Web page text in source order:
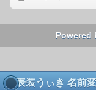
表装うぃき 名前